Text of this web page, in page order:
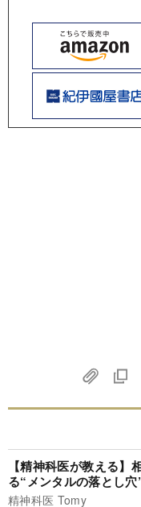
【精神科医が教える】
る“メンタルの落とし穴
精神科医 Tomy